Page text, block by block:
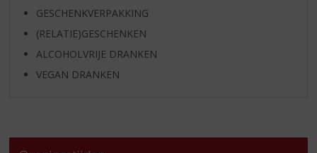
GESCHENKVERPAKKING
(RELATIE)GESCHENKEN
ALCOHOLVRIJE DRANKEN
VEGAN DRANKEN